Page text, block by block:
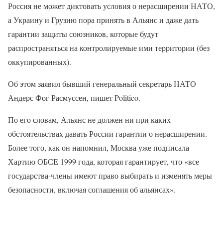
Россия не может диктовать условия о нерасширении НАТО,
а Украину и Грузию пора принять в Альянс и даже дать
гарантии защиты союзников, которые будут
распространяться на контролируемые ими территории (без
оккупированных).
Об этом заявил бывший генеральный секретарь НАТО
Андерс Фог Расмуссен, пишет Politico.
По его словам, Альянс не должен ни при каких
обстоятельствах давать России гарантии о нерасширении.
Более того, как он напомнил, Москва уже подписала
Хартию ОБСЕ 1999 года, которая гарантирует, что «все
государства-члены имеют право выбирать и изменять меры
безопасности, включая соглашения об альянсах».